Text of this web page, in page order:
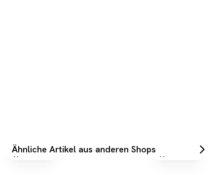
Ähnliche Artikel aus anderen Shops
versandfrei